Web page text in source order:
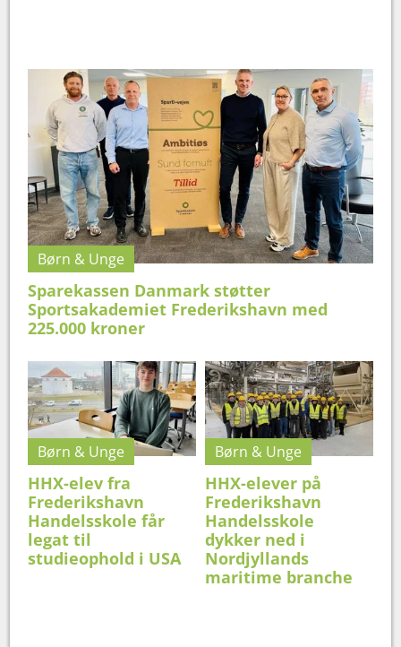
Børn & Unge
Sparekassen Danmark støtter
Sportsakademiet Frederikshavn med
225.000 kroner
Børn & Unge
HHX-elev fra
Frederikshavn
Handelsskole får
legat til
studieophold i USA
Børn & Unge
HHX-elever på
Frederikshavn
Handelsskole
dykker ned i
Nordjyllands
maritime branche